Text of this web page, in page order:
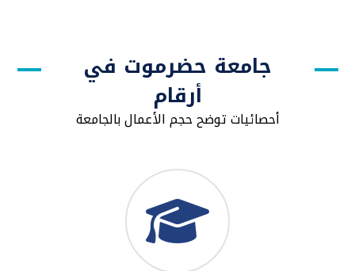
جامعة حضرموت في
أرقام
أحصائيات توضح حجم الأعمال بالجامعة